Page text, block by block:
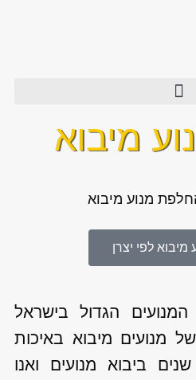
מיבוא
מנוע מיבוא
לפי יצרן
המנועים הגדול בישראל
מנועים מיבוא באיכות
ביבוא מנועים ואנו